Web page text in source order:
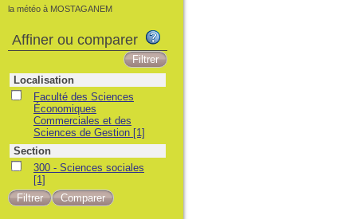
la météo à MOSTAGANEM
Affiner ou comparer
Localisation
Faculté des Sciences
Économiques
Commerciales et des
Sciences de Gestion [1]
Section
300 - Sciences sociales
[1]